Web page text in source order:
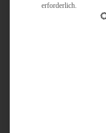
erforderlich.